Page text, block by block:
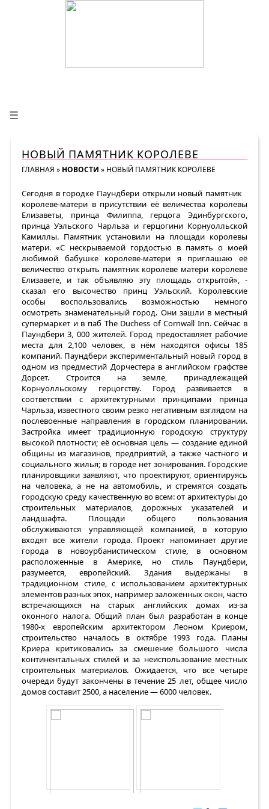
☰
НОВЫЙ ПАМЯТНИК КОРОЛЕВЕ
ГЛАВНАЯ » НОВОСТИ » НОВЫЙ ПАМЯТНИК КОРОЛЕВЕ
Сегодня в городке Паундбери открыли новый памятник
королеве-матери в присутствии её величества королевы
Елизаветы, принца Филиппа, герцога Эдинбургского,
принца Уэльского Чарльза и герцогини Корнуолльской
Камиллы. Памятник установили на площади королевы
матери. «С нескрываемой гордостью в память о моей
любимой бабушке королеве-матери я приглашаю её
величество открыть памятник королеве матери королеве
Елизавете, и так объявляю эту площадь открытой», -
сказал его высочество принц Уэльский. Королевские
особы воспользовались возможностью немного
осмотреть знаменательный город. Они зашли в местный
супермаркет и в паб The Duchess of Cornwall Inn. Сейчас в
Паундбери 3, 000 жителей. Город предоставляет рабочие
места для 2,100 человек, в нём находятся офисы 185
компаний. Паундбери экспериментальный новый город в
одном из предместий Дорчестера в английском графстве
Дорсет. Строится на земле, принадлежащей
Корнуолльскому герцогству. Город развивается в
соответствии с архитектурными принципами принца
Чарльза, известного своим резко негативным взглядом на
послевоенные направления в городском планировании.
Застройка имеет традиционную городскую структуру
высокой плотности; её основная цель — создание единой
общины из магазинов, предприятий, а также частного и
социального жилья; в городе нет зонирования. Городские
планировщики заявляют, что проектируют, ориентируясь
на человека, а не на автомобиль, и стремятся создать
городскую среду качественную во всем: от архитектуры до
строительных материалов, дорожных указателей и
ландшафта. Площади общего пользования
обслуживаются управляющей компанией, в которую
входят все жители города. Проект напоминает другие
города в новоурбанистическом стиле, в основном
расположенные в Америке, но стиль Паундбери,
разумеется, европейский. Здания выдержаны в
традиционном стиле, с использованием архитектурных
элементов разных эпох, например заложенных окон, часто
встречающихся на старых английских домах из-за
оконного налога. Общий план был разработан в конце
1980-х европейским архитектором Леоном Криером,
строительство началось в октябре 1993 года. Планы
Криера критиковались за смешение большого числа
континентальных стилей и за неиспользование местных
строительных материалов. Ожидается, что все четыре
очереди будут закончены в течение 25 лет, общее число
домов составит 2500, а население — 6000 человек.